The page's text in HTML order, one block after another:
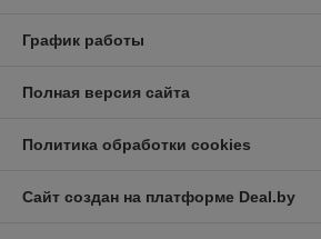
График работы
Полная версия сайта
Политика обработки cookies
Сайт создан на платформе Deal.by